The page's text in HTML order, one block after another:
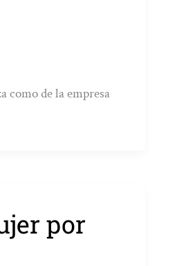
como de la empresa
por